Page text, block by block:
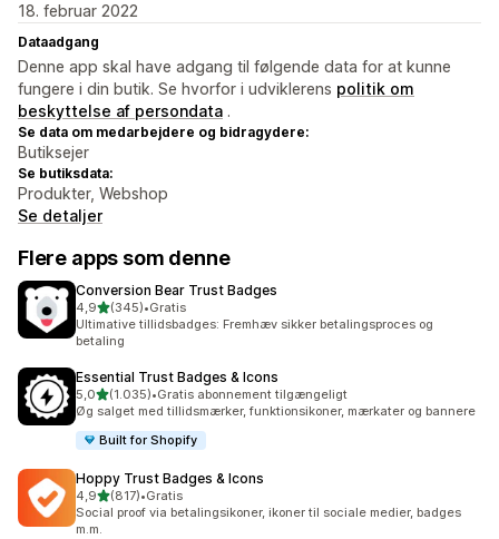
18. februar 2022
Dataadgang
Denne app skal have adgang til følgende data for at kunne
fungere i din butik. Se hvorfor i udviklerens politik om
beskyttelse af persondata .
Se data om medarbejdere og bidragydere:
Butiksejer
Se butiksdata:
Produkter, Webshop
Se detaljer
Flere apps som denne
Conversion Bear Trust Badges
4,9ud af 5 stjerner
(345)
345 anmeldelser i alt
•Gratis
Ultimative tillidsbadges: Fremhæv sikker betalingsproces og
betaling
Essential Trust Badges & Icons
5,0ud af 5 stjerner
(1.035)
1035 anmeldelser i alt
•Gratis abonnement tilgængeligt
Øg salget med tillidsmærker, funktionsikoner, mærkater og bannere
Built for Shopify
Hoppy Trust Badges & Icons
4,9ud af 5 stjerner
(817)
817 anmeldelser i alt
•Gratis
Social proof via betalingsikoner, ikoner til sociale medier, badges
m.m.